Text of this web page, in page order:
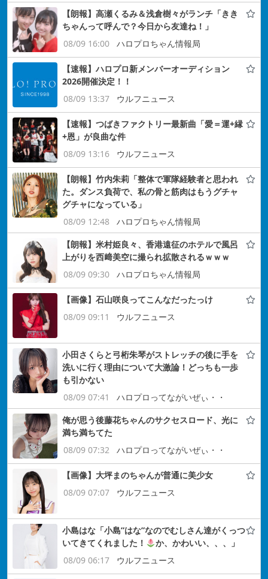
【朗報】高瀬くるみ＆浅倉樹々がランチ「きき
ちゃんって呼んで？今日から友達ね！」
08/09 16:00
ハロプロちゃん情報局
【速報】ハロプロ新メンバーオーディション
2026開催決定！！
08/09 13:37
ウルフニュース
【速報】つばきファクトリー最新曲「愛＝運+縁
+恩」が良曲な件
08/09 13:16
ウルフニュース
【朗報】竹内朱莉「整体で軍隊経験者と思われ
た。ダンス負荷で、私の骨と筋肉はもうグチャ
グチャになっている」
08/09 12:48
ハロプロちゃん情報局
【朗報】米村姫良々、香港遠征のホテルで風呂
上がりを西﨑美空に撮られ拡散されるｗｗｗ
08/09 09:30
ハロプロちゃん情報局
【画像】石山咲良ってこんなだったっけ
08/09 09:11
ウルフニュース
小田さくらと弓桁朱琴がストレッチの後に手を
洗いに行く理由について大激論！どっちも一歩
も引かない
08/09 07:41
ハロプロってながいぜぃ・・
俺が思う後藤花ちゃんのサクセスロード、光に
満ち満ちてた
08/09 07:32
ハロプロってながいぜぃ・・
【画像】大坪まのちゃんが普通に美少女
08/09 07:07
ウルフニュース
小島はな「小島”はな”なのでむしさん達がくっつ
いてきてくれました！
か、かわいい、、、」
08/09 06:17
ウルフニュース